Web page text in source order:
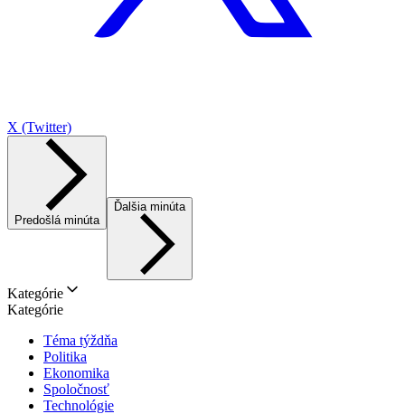
X (Twitter)
Predošlá minúta
Ďalšia minúta
Kategórie
Kategórie
Téma týždňa
Politika
Ekonomika
Spoločnosť
Technológie